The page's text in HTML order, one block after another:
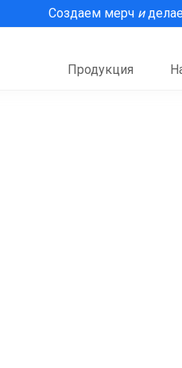
Продукция
Создаем мерч и